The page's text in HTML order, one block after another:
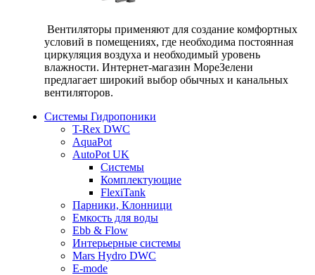
Вентиляторы применяют для создание комфортных
условий в помещениях, где необходима постоянная
циркуляция воздуха и необходимый уровень
влажности. Интернет-магазин МореЗелени
предлагает широкий выбор обычных и канальных
вентиляторов.
Системы Гидропоники
T-Rex DWC
AquaPot
AutoPot UK
Системы
Комплектующие
FlexiTank
Парники, Клонници
Емкость для воды
Ebb & Flow
Интерьерные системы
Mars Hydro DWC
E-mode